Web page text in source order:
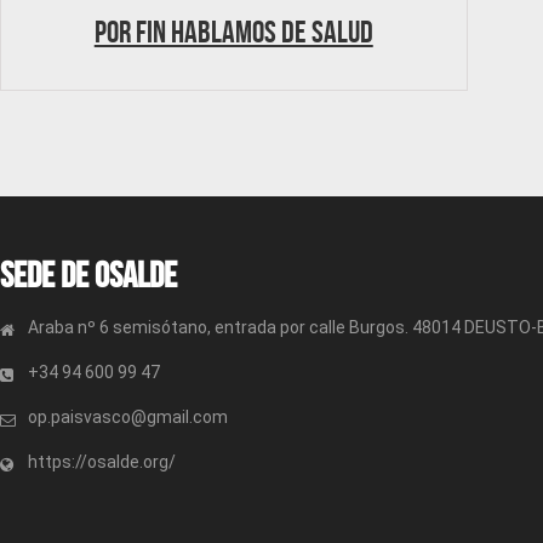
Por fin hablamos de salud
Sede de OSALDE
Araba nº 6 semisótano, entrada por calle Burgos. 48014 DEUSTO-
+34 94 600 99 47
op.paisvasco@gmail.com
https://osalde.org/